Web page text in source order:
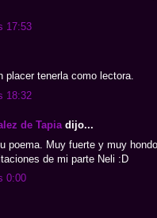
17:53
placer tenerla como lectora.
18:32
de Tapiadijo...
poema. Muy fuerte y muy
de mi parte Neli :D
0:00